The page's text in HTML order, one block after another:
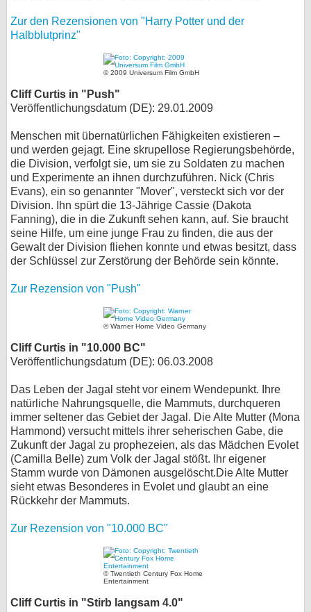
Zur den Rezensionen von "Harry Potter und der
Halbblutprinz"
© 2009 Universum Film GmbH
Cliff Curtis in "Push"
Veröffentlichungsdatum (DE): 29.01.2009
Menschen mit übernatürlichen Fähigkeiten existieren –
und werden gejagt. Eine skrupellose Regierungsbehörde,
die Division, verfolgt sie, um sie zu Soldaten zu machen
und Experimente an ihnen durchzuführen. Nick (Chris
Evans), ein so genannter "Mover", versteckt sich vor der
Division. Ihn spürt die 13-Jährige Cassie (Dakota
Fanning), die in die Zukunft sehen kann, auf. Sie braucht
seine Hilfe, um eine junge Frau zu finden, die aus der
Gewalt der Division fliehen konnte und etwas besitzt, dass
der Schlüssel zur Zerstörung der Behörde sein könnte.
Zur Rezension von "Push"
© Warner Home Video Germany
Cliff Curtis in "10.000 BC"
Veröffentlichungsdatum (DE): 06.03.2008
Das Leben der Jagal steht vor einem Wendepunkt. Ihre
natürliche Nahrungsquelle, die Mammuts, durchqueren
immer seltener das Gebiet der Jagal. Die Alte Mutter (Mona
Hammond) versucht mittels ihrer seherischen Gabe, die
Zukunft der Jagal zu prophezeien, als das Mädchen Evolet
(Camilla Belle) zum Volk der Jagal stößt. Ihr eigener
Stamm wurde von Dämonen ausgelöscht.Die Alte Mutter
sieht etwas Besonderes in Evolet und glaubt an eine
Rückkehr der Mammuts.
Zur Rezension von "10.000 BC"
© Twentieth Century Fox Home
Entertainment
Cliff Curtis in "Stirb langsam 4.0"